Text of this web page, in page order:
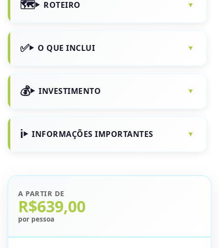
ROTEIRO
O QUE INCLUI
INVESTIMENTO
INFORMAÇÕES IMPORTANTES
A PARTIR DE
R$639,00
por pessoa